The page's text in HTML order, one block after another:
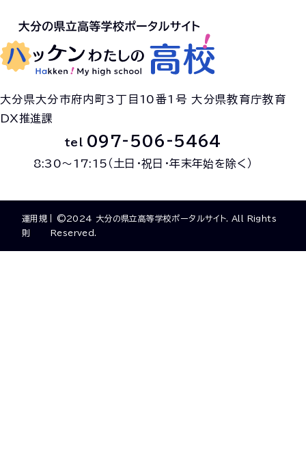
大分県大分市府内町3丁目10番1号 大分県教育庁教育
DX推進課
tel 097-506-5464
8:30～17:15（土日・祝日・年末年始を除く）
運用規
則
©2024 大分の県立高等学校ポータルサイト. All Rights
Reserved.